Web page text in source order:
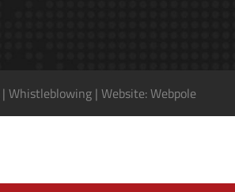
|Whistleblowing |Website: Webpole